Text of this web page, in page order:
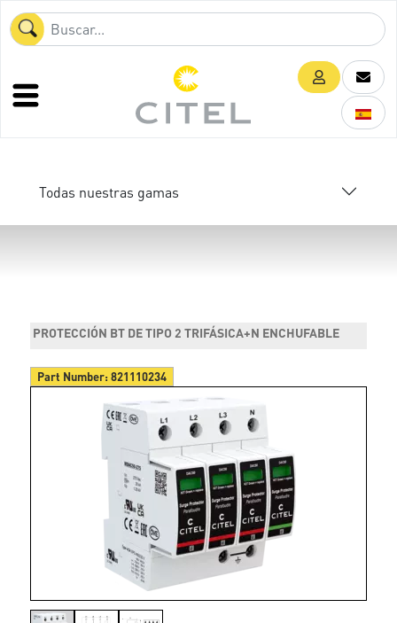
Todas nuestras gamas
PROTECCIÓN BT DE TIPO 2 TRIFÁSICA+N ENCHUFABLE
Part Number:821110234